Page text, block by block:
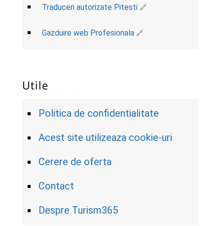
Traduceri autorizate Pitesti
Gazduire web Profesionala
Utile
Politica de confidentialitate
Acest site utilizeaza cookie-uri
Cerere de oferta
Contact
Despre Turism365